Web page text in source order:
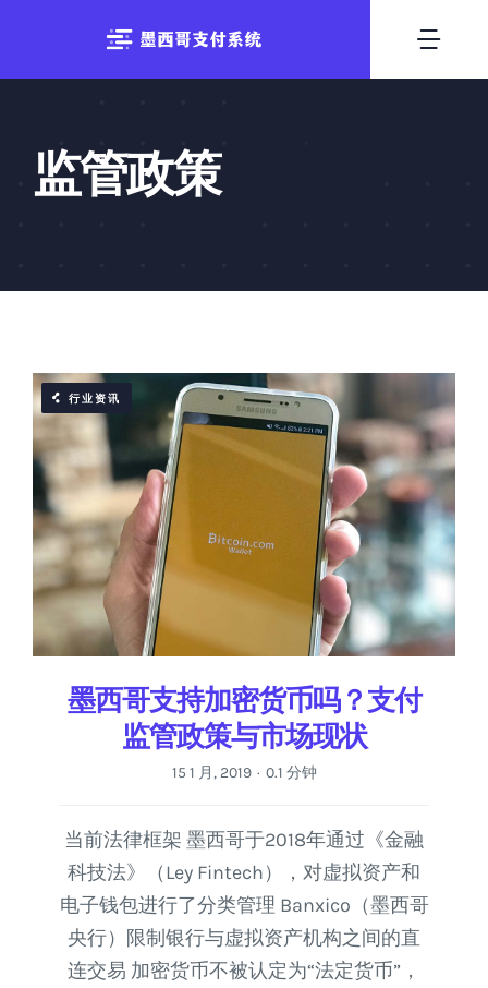
内
切
支付方式
行业资讯
联系我们
监管政策
行业资讯
墨西哥支持加密货币吗？支付
监管政策与市场现状
15 1 月, 2019 · 0.1 分钟
当前法律框架 墨西哥于2018年通过《金融
科技法》（Ley Fintech），对虚拟资产和
电子钱包进行了分类管理 Banxico（墨西哥
央行）限制银行与虚拟资产机构之间的直
连交易 加密货币不被认定为“法定货币”，